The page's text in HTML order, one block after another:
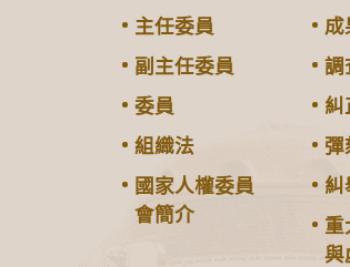
主任委員
副主任委員
委員
組織法
國家人權委員
會簡介
成
調
糾
彈
糾
重
與